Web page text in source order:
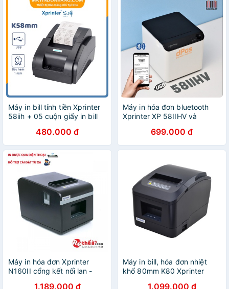
Máy in bill tính tiền Xprinter
58iih + 05 cuộn giấy in bill
480.000 đ
Máy in hóa đơn bluetooth
Xprinter XP 58IIHV và
thoại từ ứng dụng Viettelpay
Pro
699.000 đ
Máy in hóa đơn Xprinter
N160II cổng kết nối lan -
1.189.000 đ
Máy in bill, hóa đơn nhiệt
khổ 80mm K80 Xprinter
1.099.000 đ